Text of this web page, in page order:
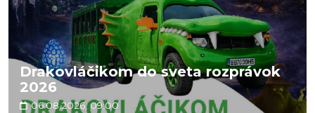
Drakovláčikom do sveta rozprávok
2026
06.08.2026, 09:00